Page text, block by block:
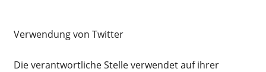
Verwendung von Twitter
Die verantwortliche Stelle verwendet auf ihrer